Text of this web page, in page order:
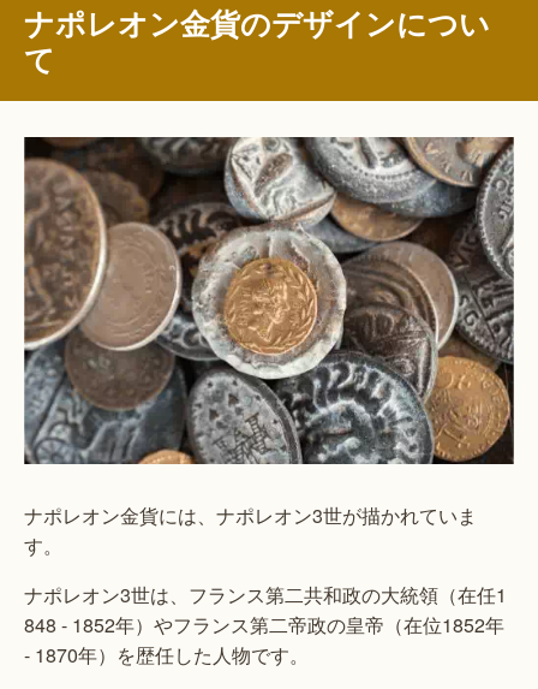
ナポレオン金貨のデザインについ
て
ナポレオン金貨には、ナポレオン3世が描かれていま
す。
ナポレオン3世は、フランス第二共和政の大統領（在任1
848 - 1852年）やフランス第二帝政の皇帝（在位1852年
- 1870年）を歴任した人物です。